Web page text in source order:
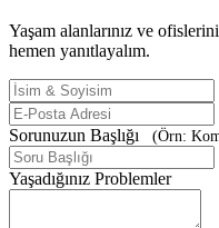
Yaşam alanlarınız ve
hemen yanıtlayalım.
Sorunuzun Başlığı (Örn:
Yaşadığınız Problemler